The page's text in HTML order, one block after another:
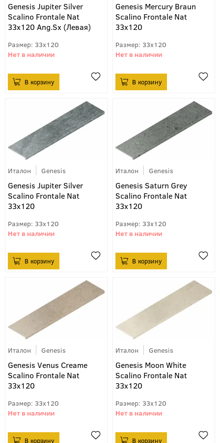
Genesis Jupiter Silver
Scalino Frontale Nat
33х120 Ang.Sx (Левая)
33x120
Genesis Mercury Braun
Scalino Frontale Nat
33х120
33x120
Италон Genesis
Genesis Jupiter Silver
Scalino Frontale Nat
33х120
33x120
Италон Genesis
Genesis Saturn Grey
Scalino Frontale Nat
33х120
33x120
Италон Genesis
Genesis Venus Creame
Scalino Frontale Nat
33х120
33x120
Италон Genesis
Genesis Moon White
Scalino Frontale Nat
33х120
33x120